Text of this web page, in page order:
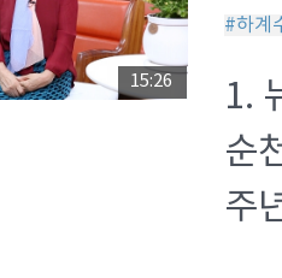
15:26
#하계
1.
순
주